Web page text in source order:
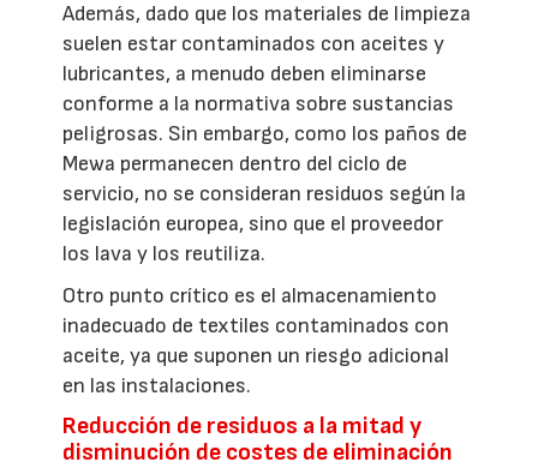
Además, dado que los materiales de limpieza
suelen estar contaminados con aceites y
lubricantes, a menudo deben eliminarse
conforme a la normativa sobre sustancias
peligrosas. Sin embargo, como los paños de
Mewa permanecen dentro del ciclo de
servicio, no se consideran residuos según la
legislación europea, sino que el proveedor
los lava y los reutiliza.
Otro punto crítico es el almacenamiento
inadecuado de textiles contaminados con
aceite, ya que suponen un riesgo adicional
en las instalaciones.
Reducción de residuos a la mitad y
disminución de costes de eliminación